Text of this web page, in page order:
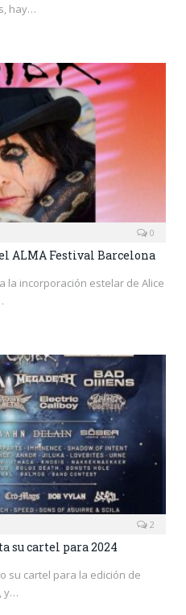
hay…
0
ALMA Festival Barcelona
la incorporación estelar de Alice
2
su cartel para 2024
su cartel para la edición de
y…